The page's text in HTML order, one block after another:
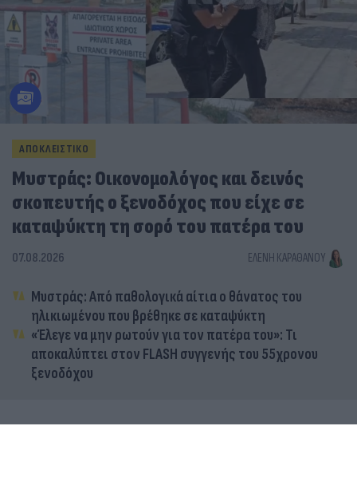
ΑΠΟΚΛΕΙΣΤΙΚΟ
Μυστράς: Οικονομολόγος και δεινός
σκοπευτής ο ξενοδόχος που είχε σε
καταψύκτη τη σορό του πατέρα του
07.08.2026 ΕΛΈΝΗ ΚΑΡΑΘΆΝΟΥ
Μυστράς: Από παθολογικά αίτια ο θάνατος του
ηλικιωμένου που βρέθηκε σε καταψύκτη
«Έλεγε να μην ρωτούν για τον πατέρα του»: Τι
αποκαλύπτει στον FLASH συγγενής του 55χρονου
ξενοδόχου